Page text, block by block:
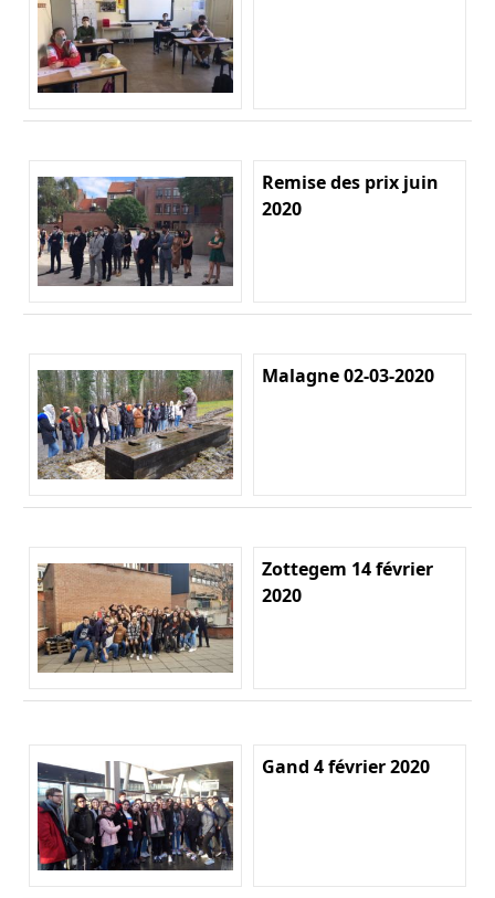
Remise des prix juin
2020
Malagne 02-03-2020
Zottegem 14 février
2020
Gand 4 février 2020